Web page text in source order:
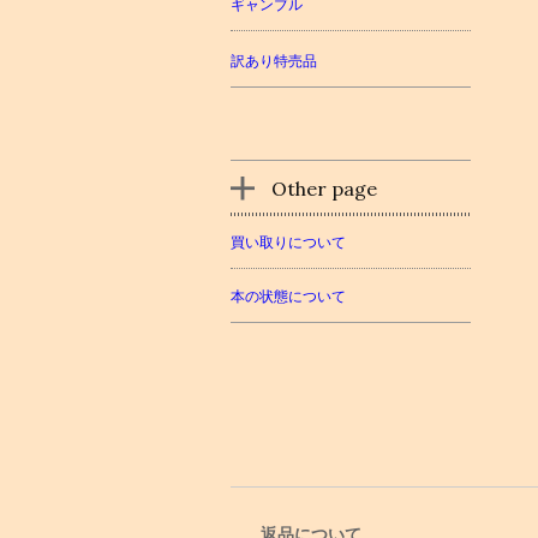
ギャンブル
訳あり特売品
Other page
買い取りについて
本の状態について